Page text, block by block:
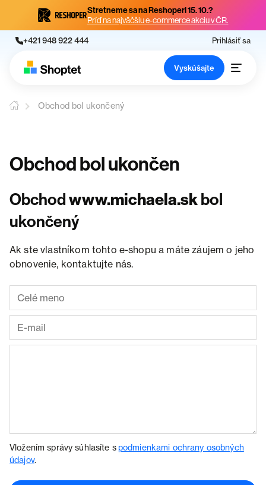
Stretneme sa na Reshoperi 15. 10.?
Príď na najväčšiu e-commerce akciu v ČR.
+421 948 922 444 Prihlásiť sa
Vyskúšajte
Obchod bol ukončený
Obchod bol ukončen
Obchodwww.michaela.skbol
ukončený
Ak ste vlastníkom tohto e-shopu a máte záujem o jeho
obnovenie, kontaktujte nás.
Vložením správy súhlasíte spodmienkami ochrany osobných
údajov.